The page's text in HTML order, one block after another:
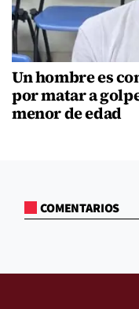
Un hombre es
por matar a
menor de edad
COMENTARIOS